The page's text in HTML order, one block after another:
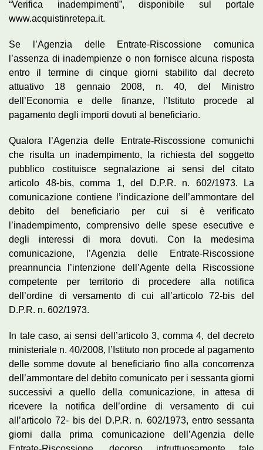
“Verifica inadempimenti”, disponibile sul portale
www.acquistinretepa.it.
Se l’Agenzia delle Entrate-Riscossione comunica
l’assenza di inadempienze o non fornisce alcuna risposta
entro il termine di cinque giorni stabilito dal decreto
attuativo 18 gennaio 2008, n. 40, del Ministro
dell’Economia e delle finanze, l’Istituto procede al
pagamento degli importi dovuti al beneficiario.
Qualora l’Agenzia delle Entrate-Riscossione comunichi
che risulta un inadempimento, la richiesta del soggetto
pubblico costituisce segnalazione ai sensi del citato
articolo 48-bis, comma 1, del D.P.R. n. 602/1973. La
comunicazione contiene l’indicazione dell’ammontare del
debito del beneficiario per cui si è verificato
l’inadempimento, comprensivo delle spese esecutive e
degli interessi di mora dovuti. Con la medesima
comunicazione, l’Agenzia delle Entrate-Riscossione
preannuncia l’intenzione dell’Agente della Riscossione
competente per territorio di procedere alla notifica
dell’ordine di versamento di cui all’articolo 72-bis del
D.P.R. n. 602/1973.
In tale caso, ai sensi dell’articolo 3, comma 4, del decreto
ministeriale n. 40/2008, l’Istituto non procede al pagamento
delle somme dovute al beneficiario fino alla concorrenza
dell’ammontare del debito comunicato per i sessanta giorni
successivi a quello della comunicazione, in attesa di
ricevere la notifica dell’ordine di versamento di cui
all’articolo 72- bis del D.P.R. n. 602/1973, entro sessanta
giorni dalla prima comunicazione dell’Agenzia delle